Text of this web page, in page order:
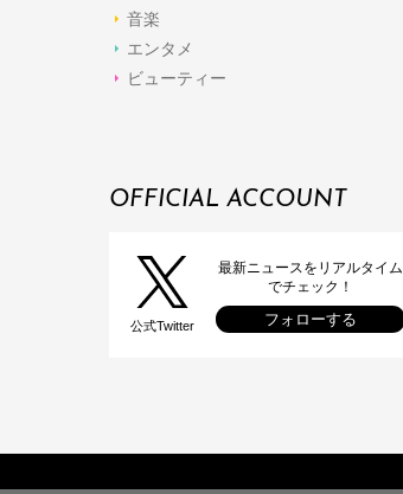
音楽
エンタメ
ビューティー
OFFICIAL ACCOUNT
公式Twitter
最新ニュースをリアルタイム
でチェック！
フォローする